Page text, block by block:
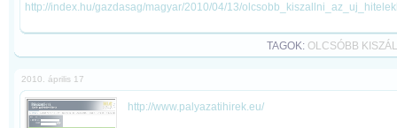
http://index.hu/gazdasag/magyar/2010/04/13/
TAGOK: OLCSÓBB
2010. április 17
http://www.palyazatihirek.eu/